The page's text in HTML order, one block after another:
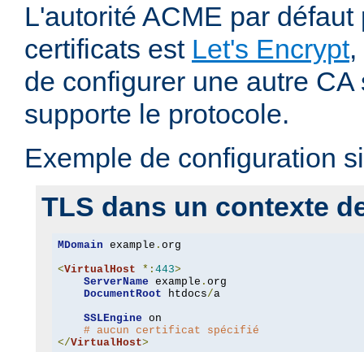
L'autorité ACME par
certificats est Let's Encrypt,
de configurer une autre
supporte le protocole.
Exemple de configuration
TLS dans un contexte
MDomain example . org
<VirtualHost *: 443>
ServerName example . org
DocumentRoot htdocs/a
SSLEngine on
# aucun certificat spécifié
</VirtualHost>